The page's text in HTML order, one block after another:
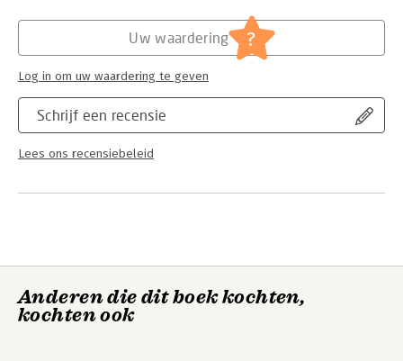
als leider.
Schrijf een recensie
Lees ons recensiebeleid
Uw waardering ?
Log in om uw waardering te geven
Anderen die dit boek kochten,
kochten ook